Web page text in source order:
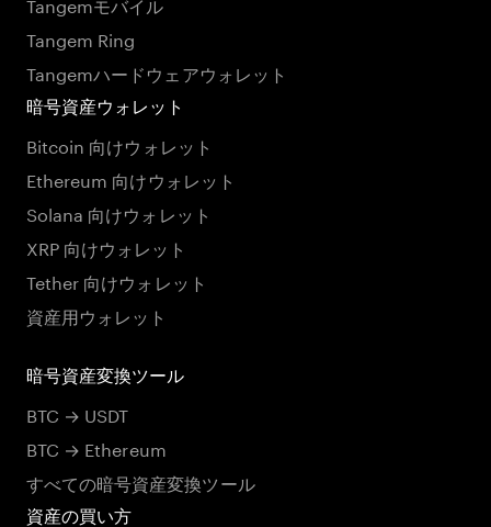
Tangem Ring
Tangemハードウェアウォレット
暗号資産ウォレット
Bitcoin 向けウォレット
Ethereum 向けウォレット
Solana 向けウォレット
XRP 向けウォレット
Tether 向けウォレット
資産用ウォレット
暗号資産変換ツール
BTC → USDT
BTC → Ethereum
すべての暗号資産変換ツール
資産の買い方